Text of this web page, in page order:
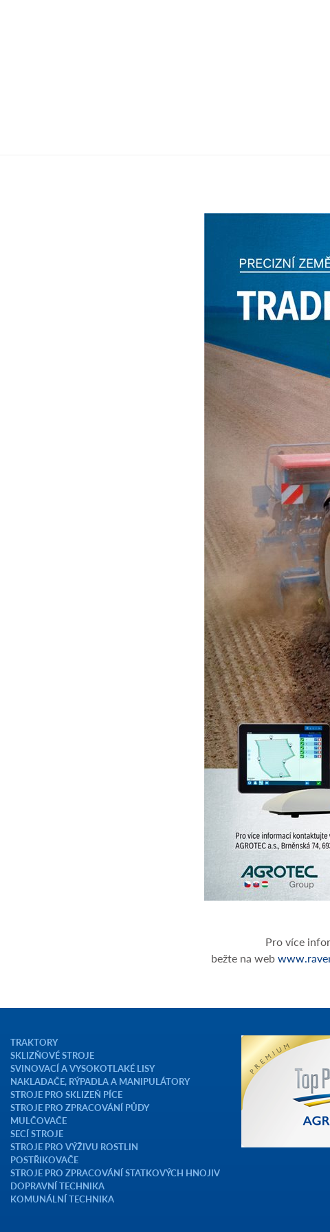
Pro více
bežte na web
TRAKTORY
SKLIZŇOVÉ STROJE
SVINOVACÍ A VYSOKOTLAKÉ LISY
NAKLADAČE, RÝPADLA A MANIPULÁTORY
STROJE PRO SKLIZEŇ PÍCE
STROJE PRO ZPRACOVÁNÍ PŮDY
MULČOVAČE
SECÍ STROJE
STROJE PRO VÝŽIVU ROSTLIN
POSTŘIKOVAČE
STROJE PRO ZPRACOVÁNÍ STATKOVÝCH HNOJIV
DOPRAVNÍ TECHNIKA
KOMUNÁLNÍ TECHNIKA